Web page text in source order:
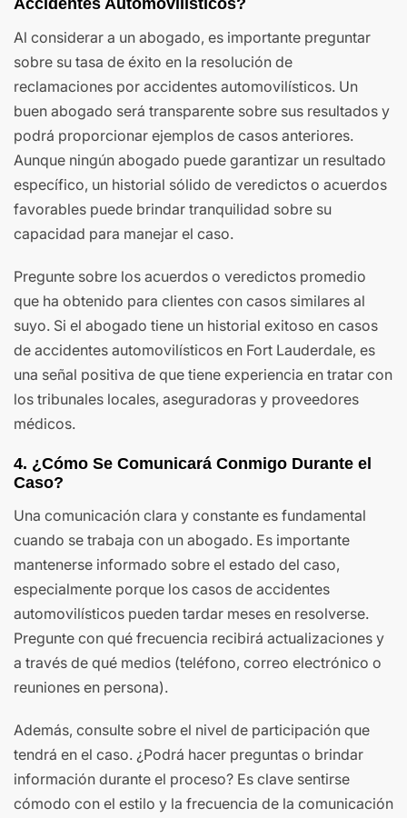
Al considerar a un abogado, es importante preguntar
sobre su tasa de éxito en la resolución de
reclamaciones por accidentes automovilísticos. Un
buen abogado será transparente sobre sus resultados y
podrá proporcionar ejemplos de casos anteriores.
Aunque ningún abogado puede garantizar un resultado
específico, un historial sólido de veredictos o acuerdos
favorables puede brindar tranquilidad sobre su
capacidad para manejar el caso.
Pregunte sobre los acuerdos o veredictos promedio
que ha obtenido para clientes con casos similares al
suyo. Si el abogado tiene un historial exitoso en casos
de accidentes automovilísticos en Fort Lauderdale, es
una señal positiva de que tiene experiencia en tratar con
los tribunales locales, aseguradoras y proveedores
médicos.
4. ¿Cómo Se Comunicará Conmigo Durante el
Caso?
Una comunicación clara y constante es fundamental
cuando se trabaja con un abogado. Es importante
mantenerse informado sobre el estado del caso,
especialmente porque los casos de accidentes
automovilísticos pueden tardar meses en resolverse.
Pregunte con qué frecuencia recibirá actualizaciones y
a través de qué medios (teléfono, correo electrónico o
reuniones en persona).
Además, consulte sobre el nivel de participación que
tendrá en el caso. ¿Podrá hacer preguntas o brindar
información durante el proceso? Es clave sentirse
cómodo con el estilo y la frecuencia de la comunicación